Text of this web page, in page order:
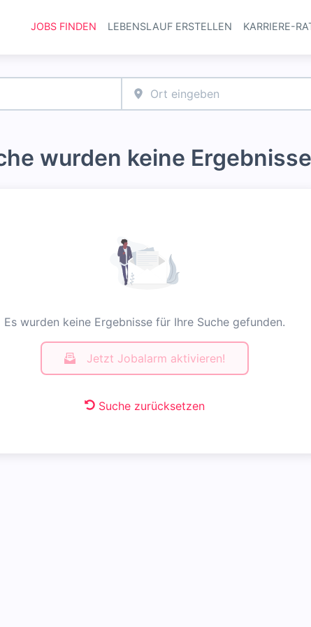
Haupt-
JOBS FINDEN LEBENSLAUF ERSTELLEN KARRIERE-
wurden keine
Es wurden keine Ergebnisse für Ihre Suche gefunden.
Jetzt Jobalarm aktivieren!
Suche zurücksetzen